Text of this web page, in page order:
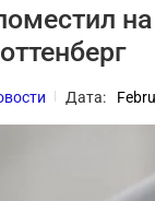
Пиксельный
War Robots:
Активность,
Кира Найтли
Сценарист Марк
Дата: